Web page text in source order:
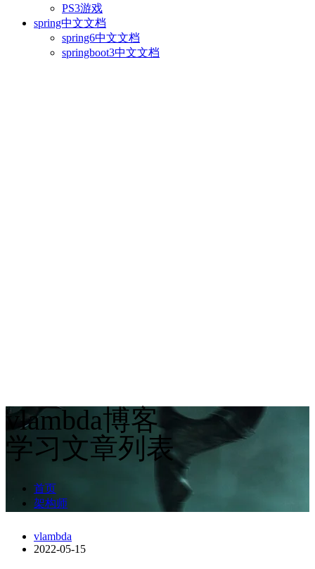
PS3游戏
spring中文文档
spring6中文文档
springboot3中文文档
vlambda博客
学习文章列表
首页
架构师
vlambda
2022-05-15